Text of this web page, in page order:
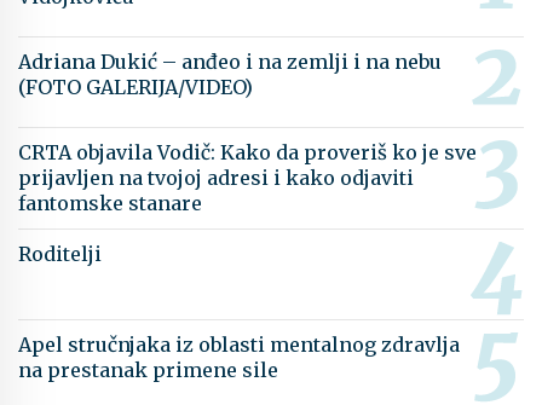
Adriana Dukić – anđeo i na zemlji i na nebu
(FOTO GALERIJA/VIDEO)
CRTA objavila Vodič: Kako da proveriš ko je sve
prijavljen na tvojoj adresi i kako odjaviti
fantomske stanare
Roditelji
Apel stručnjaka iz oblasti mentalnog zdravlja
na prestanak primene sile